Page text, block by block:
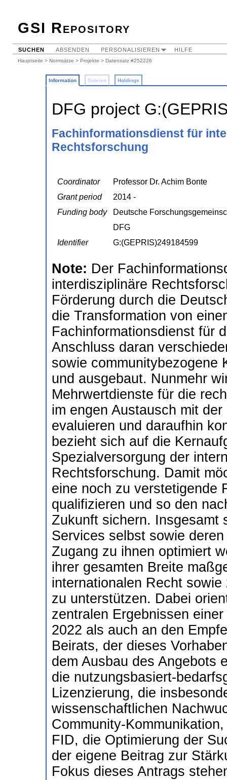
GSI Repository
SUCHEN ABSENDEN PERSONALISIEREN HILFE
Hauptseite > Normsätze > Projekte > Datensatz #252226
Information Dateien Holdings
DFG project
Fachinformationsdienst für
Rechtsforschung
Coordinator
Professor Dr. Achim Bonte
Grant period
2014 -
Funding body
Deutsche
DFG
Identifier
G:(GEPRIS)249184599
Note: Der
interdisziplinäre
Förderung durch die
die Transformation von
Fachinformationsdienst für
Anschluss daran
sowie communitybezogene
und ausgebaut. Nunmehr
Mehrwertdienste für die
im engen Austausch mit
evaluieren und daraufhin
bezieht sich auf die
Spezialversorgung der
Rechtsforschung. Damit
eine noch zu verstetigende
qualifizieren und so den
Zukunft sichern. Insgesamt
Services selbst sowie
Zugang zu ihnen optimiert
ihrer gesamten Breite
internationalen Recht
zu unterstützen. Dabei
zentralen Ergebnissen
2022 als auch an den
Beirats, der dieses
dem Ausbau des Angebots
die nutzungsbasiert-
Lizenzierung, die
wissenschaftlichen
Community-
FID, die Optimierung der
der eigene Beitrag zur
Fokus dieses Antrags